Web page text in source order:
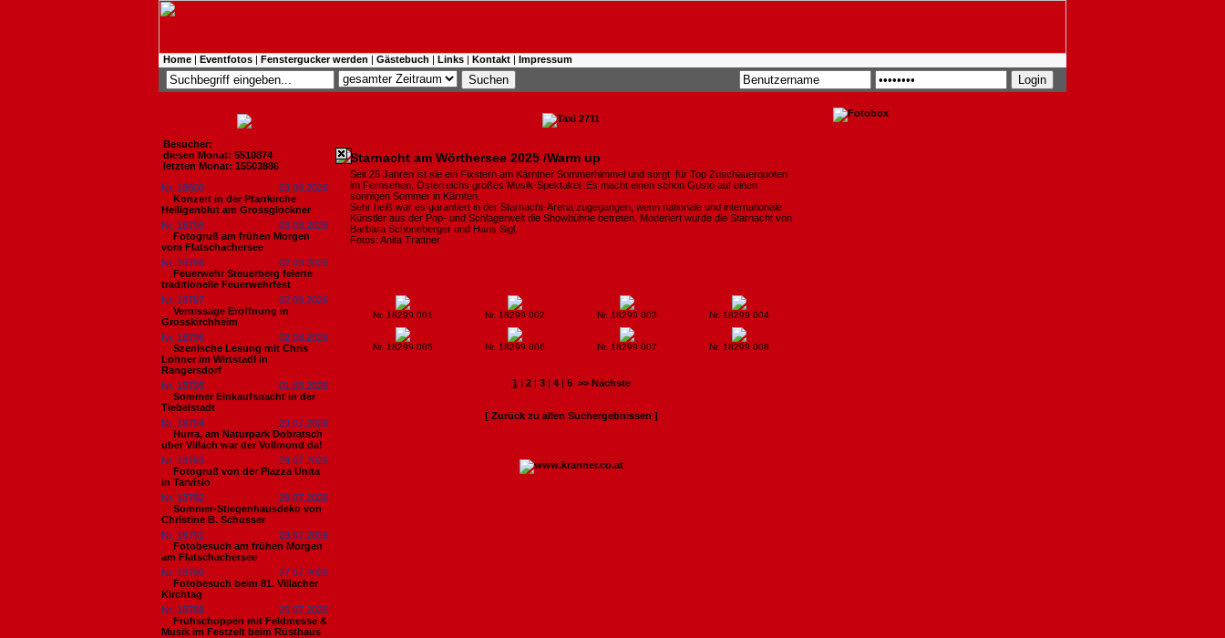
Home | Eventfotos | Fenstergucker werden | Gästebuch | Links | Kontakt | Impressum
Besucher:
diesen Monat: 5510874
letzten Monat: 15503886
Nr. 18800
03.08.2026
Konzert in der Pfarrkirche
Heiligenblut am Grossglockner
Nr. 18799
03.08.2026
Fotogruß am frühen Morgen
vom Flatschachersee
Nr. 18798
02.08.2026
Feuerwehr Steuerberg feierte
traditionelle Feuerwehrfest
Nr. 18797
02.08.2026
Vernissage Eröffnung in
Grosskirchheim
Nr. 18796
02.08.2026
Szenische Lesung mit Chris
Lohner im Wirtstadl in
Rangersdorf
Nr. 18795
01.08.2026
Sommer Einkaufsnacht in der
Tiebelstadt
Nr. 18794
29.07.2026
Hurra, am Naturpark Dobratsch
über Villach war der Vollmond da!
Nr. 18793
29.07.2026
Fotogruß von der Piazza Unita
in Tarvisio
Nr. 18792
29.07.2026
Sommer-Stiegenhausdeko von
Christine B. Schusser
Nr. 18791
29.07.2026
Fotobesuch am frühen Morgen
am Flatschachersee
Nr. 18790
27.07.2026
Fotobesuch beim 81. Villacher
Kirchtag
Nr. 18789
26.07.2026
Frühschoppen mit Feldmesse &
Musik im Festzelt beim Rüsthaus
Starnacht am Wörthersee 2025 /Warm up
Seit 25 Jahren ist sie ein Fixstern am Kärntner Sommerhimmel und sorgt für Top Zuschauerquoten
im Fernsehen. Österreichs großes Musik-Spektakel .Es macht einen schon Gusto auf einen
sonnigen Sommer in Kärnten.
Sehr heiß war es garantiert in der Starnacht-Arena zugegangen, wenn nationale und internationale
Künstler aus der Pop- und Schlagerwelt die Showbühne betreten. Moderiert wurde die Starnacht von
Barbara Schöneberger und Hans Sigl.
Fotos: Anita Trattner
Nr. 18299 001 Nr. 18299 002 Nr. 18299 003 Nr. 18299 004
Nr. 18299 005 Nr. 18299 006 Nr. 18299 007 Nr. 18299 008
1 | 2| 3| 4| 5 >> Nächste
[ Zurück zu allen Suchergebnissen ]